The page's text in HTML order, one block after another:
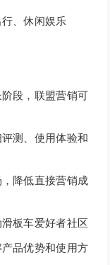
、休闲娱乐
段，联盟营销可
测、使用体验和
降低直接营销成
板车爱好者社区
品优势和使用方